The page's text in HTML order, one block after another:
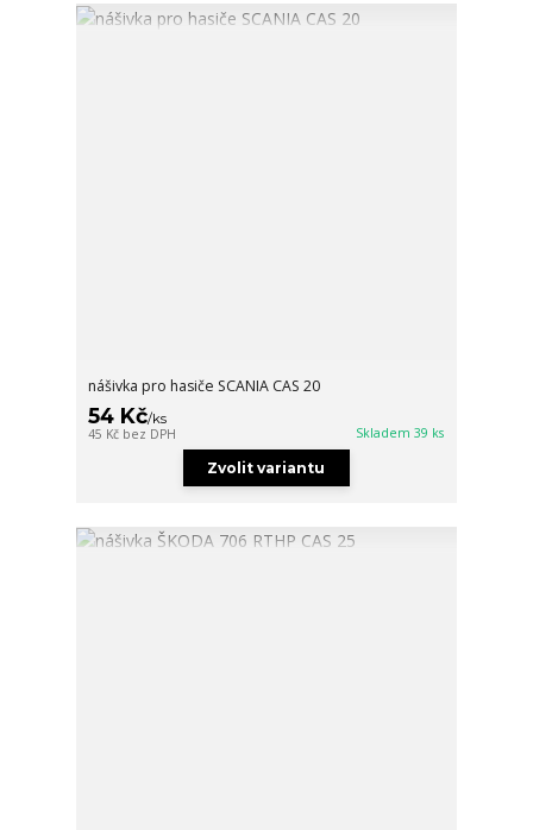
nášivka pro hasiče SCANIA CAS 20
54 Kč/ks
45 Kč bez DPH Skladem 39 ks
Zvolit variantu